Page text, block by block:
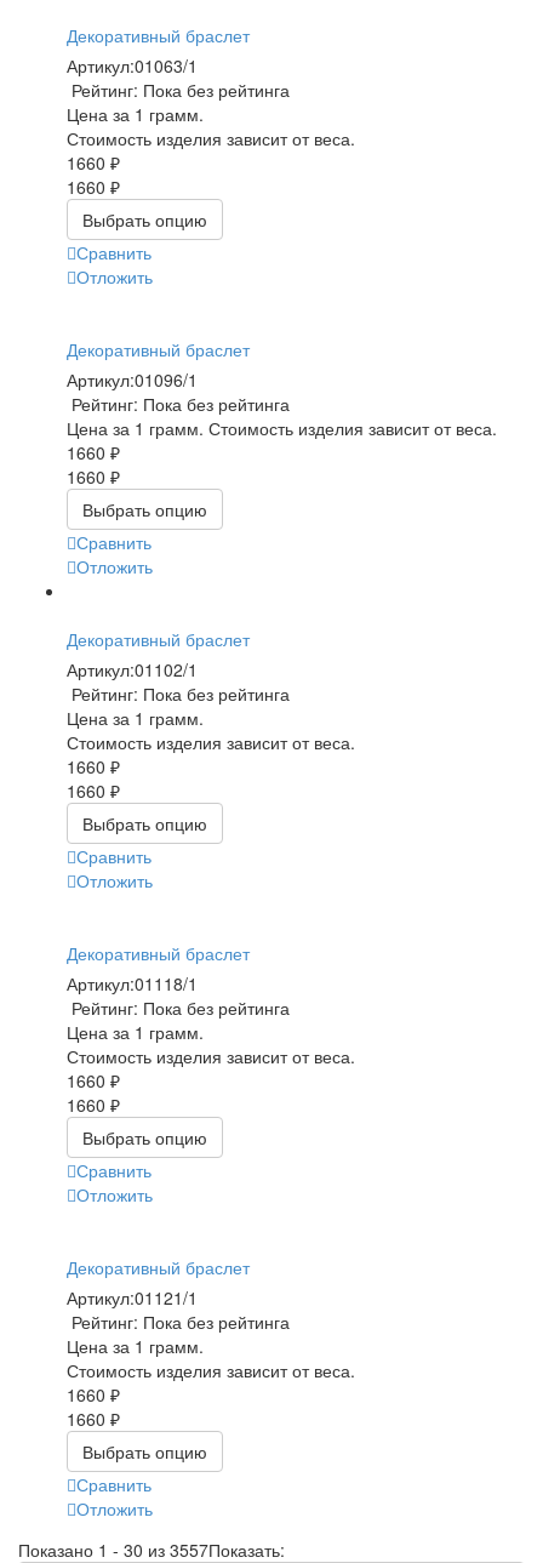
Декоративный браслет
Артикул:01063/1
Рейтинг: Пока без рейтинга
Цена за 1 грамм.
Стоимость изделия зависит от веса.
1660 ₽
1660 ₽
Выбрать опцию
Сравнить
Отложить
Декоративный браслет
Артикул:01096/1
Рейтинг: Пока без рейтинга
Цена за 1 грамм. Стоимость изделия зависит от веса.
1660 ₽
1660 ₽
Выбрать опцию
Сравнить
Отложить
Декоративный браслет
Артикул:01102/1
Рейтинг: Пока без рейтинга
Цена за 1 грамм.
Стоимость изделия зависит от веса.
1660 ₽
1660 ₽
Выбрать опцию
Сравнить
Отложить
Декоративный браслет
Артикул:01118/1
Рейтинг: Пока без рейтинга
Цена за 1 грамм.
Стоимость изделия зависит от веса.
1660 ₽
1660 ₽
Выбрать опцию
Сравнить
Отложить
Декоративный браслет
Артикул:01121/1
Рейтинг: Пока без рейтинга
Цена за 1 грамм.
Стоимость изделия зависит от веса.
1660 ₽
1660 ₽
Выбрать опцию
Сравнить
Отложить
Показано 1 - 30 из 3557Показать: